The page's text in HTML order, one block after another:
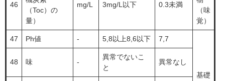
46
（Toc）の
量）
mg/L 3mg/L以下 0.3未満
（味
覚）
47 Ph値 - 5,8以上8,6以下 7,7
基礎
48 味 -
異常でないこ
と
異常なし